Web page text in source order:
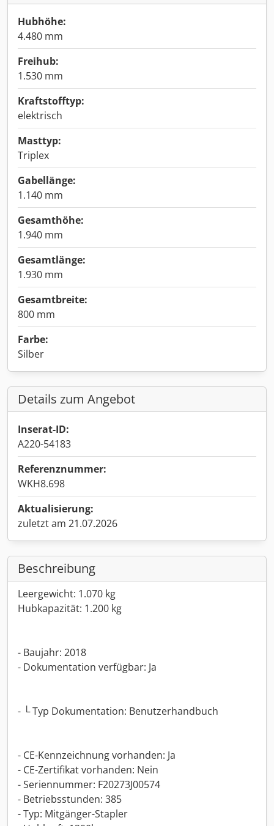
Hubhöhe:
4.480 mm
Freihub:
1.530 mm
Kraftstofftyp:
elektrisch
Masttyp:
Triplex
Gabellänge:
1.140 mm
Gesamthöhe:
1.940 mm
Gesamtlänge:
1.930 mm
Gesamtbreite:
800 mm
Farbe:
Silber
Details zum Angebot
Inserat-ID:
A220-54183
Referenznummer:
WKH8.698
Aktualisierung:
zuletzt am 21.07.2026
Beschreibung
Leergewicht: 1.070 kg
Hubkapazität: 1.200 kg
- Baujahr: 2018
- Dokumentation verfügbar: Ja
- └ Typ Dokumentation: Benutzerhandbuch
- CE-Kennzeichnung vorhanden: Ja
- CE-Zertifikat vorhanden: Nein
- Seriennummer: F20273J00574
- Betriebsstunden: 385
- Typ: Mitgänger-Stapler